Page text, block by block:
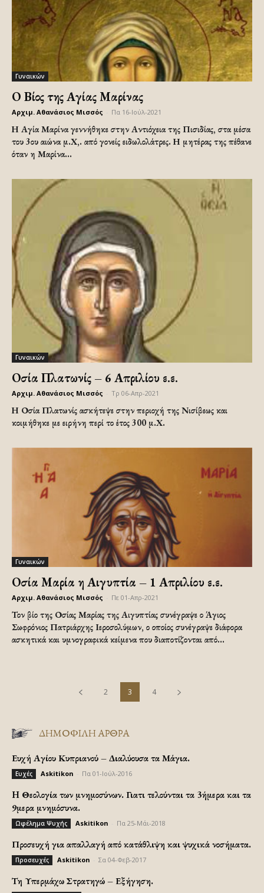
Γυναικών
Ο Βίος της Αγίας Μαρίνας
Αρχιμ. Αθανάσιος Μισσός Πα 16-Ιούλ-2021
Η Αγία Μαρίνα γεννήθηκε στην Αντιόχεια της Πισιδίας, στα μέσα
του 3ου αιώνα μ.Χ,. από γονείς ειδωλολάτρες. Η μητέρας της πέθανε
όταν η Μαρίνα...
Γυναικών
Οσία Πλατωνίς – 6 Απριλίου ε.ε.
Αρχιμ. Αθανάσιος Μισσός Τρ 06-Απρ-2021
Η Οσία Πλατωνίς ασκήτεψε στην περιοχή της Νισίβεως και
κοιμήθηκε με ειρήνη περί το έτος 300 μ.Χ.
Γυναικών
Οσία Μαρία η Αιγυπτία – 1 Απριλίου ε.ε.
Αρχιμ. Αθανάσιος Μισσός Πε 01-Απρ-2021
Τον βίο της Οσίας Μαρίας της Αιγυπτίας συνέγραψε ο Άγιος
Σωφρόνιος Πατριάρχης Ιεροσολύμων, ο οποίος συνέγραψε διάφορα
ασκητικά και υμνογραφικά κείμενα που διαποτίζονται από...
2 3 4
ΔΗΜΟΦΙΛΗ ΑΡΘΡΑ
Ευχή Αγίου Κυπριανού – Διαλύουσα τα Μάγια.
Ευχές Askitikon Πα 01-Ιούλ-2016
H Θεολογία των μνημοσύνων. Γιατι τελούνται τα 3ήμερα και τα
9μερα μνημόσυνα.
Ωφέλημα Ψυχής Askitikon Πα 25-Μάι-2018
Προσευχή για απαλλαγή από κατάθλιψη και ψυχικά νοσήματα.
Προσευχές Askitikon Σα 04-Φεβ-2017
Τη Υπερμάχω Στρατηγώ – Εξήγηση.